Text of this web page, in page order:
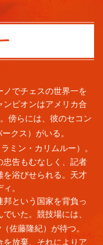
でチェスの世界一を
ピオンはアメリカ合
傍らには、彼のセコン
ークス）がいる。
ラミン・カリムルー）。
忠告もむなしく、記者
を浴びせられる。天才
。
という国家を背負っ
いた。競技場には、
（佐藤隆紀）が待つ。
放棄、それによりア